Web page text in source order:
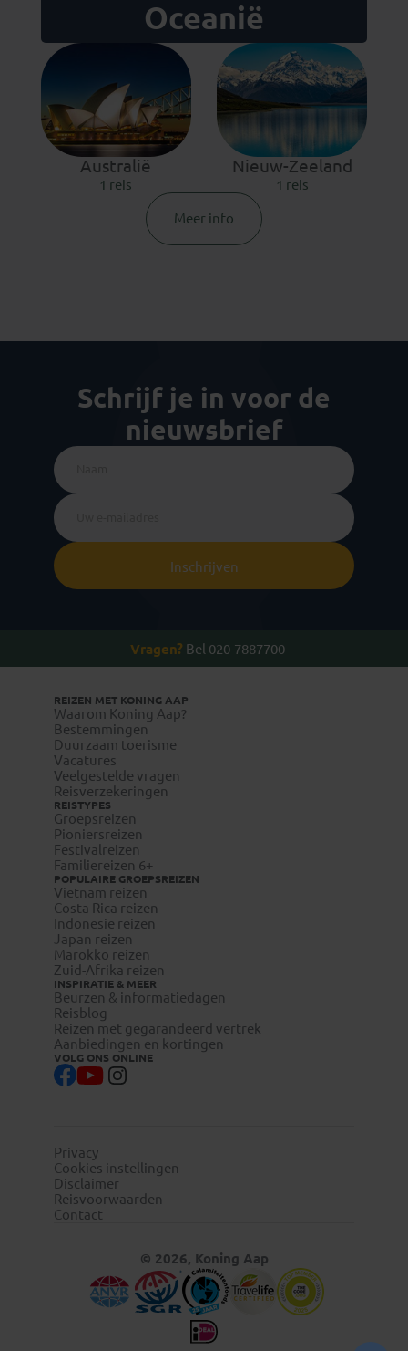
Oceanië
Australië
1 reis
Nieuw-Zeeland
1 reis
Meer info
Schrijf je in voor de
nieuwsbrief
Inschrijven
Vragen? Bel 020-7887700
REIZEN MET KONING AAP
Waarom Koning Aap?
Bestemmingen
Duurzaam toerisme
Vacatures
Veelgestelde vragen
Reisverzekeringen
REISTYPES
Groepsreizen
Pioniersreizen
Festivalreizen
Familiereizen 6+
POPULAIRE GROEPSREIZEN
Vietnam reizen
Costa Rica reizen
Indonesie reizen
Japan reizen
Marokko reizen
Zuid-Afrika reizen
INSPIRATIE & MEER
Beurzen & informatiedagen
Reisblog
Reizen met gegarandeerd vertrek
Aanbiedingen en kortingen
VOLG ONS ONLINE
Privacy
Cookies instellingen
Disclaimer
Reisvoorwaarden
Contact
© 2026, Koning Aap